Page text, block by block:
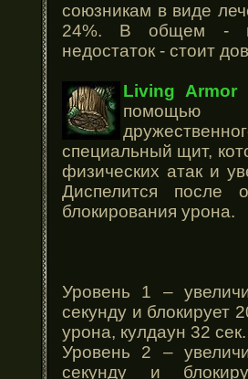
союзникам в виде
24%. В общем -
недостаток - стоит
Living Armor
помощью
специальный щит,
физических атак и
Диспелится после
блокирования урона.
Уровень 1 –
секунду и блокирует
урона, кулдаун 32 сек.
Уровень 2 –
секунду и